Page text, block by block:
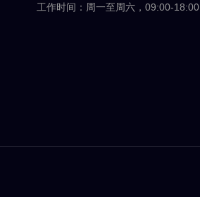
工作时间：周一至周六，09:00-18:00